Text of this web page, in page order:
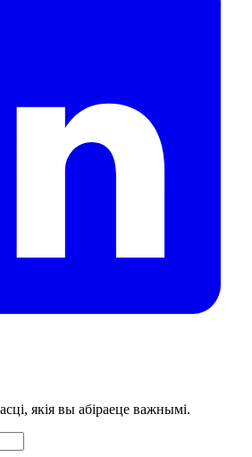
якія вы абіраеце важнымі.